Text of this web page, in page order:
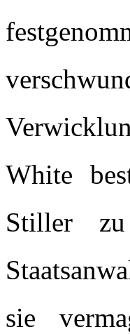
White
Stiller
sie